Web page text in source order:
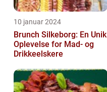
10 januar 2024
Brunch Silkeborg: En Unik
Oplevelse for Mad- og
Drikkeelskere